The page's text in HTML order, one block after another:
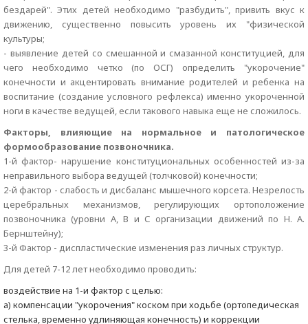
бездарей". Этих детей необходимо "разбудить", привить вкус к
движению, существенно повысить уровень их "физической
культуры;
- выявление детей со смешанной и смазанной конституцией, для
чего необходимо четко (по ОСГ) определить "укорочение"
конечности и акцентировать внимание родителей и ребенка на
воспитание (создание условного рефлекса) именно укороченной
ноги в качестве ведущей, если такового навыка еще не сложилось.
Факторы, влияющие на нормальное и патологическое
формообразование позвоночника.
1-й фактор- нарушение конституциональных особенностей из-за
неправильного выбора ведущей (толчковой) конечности;
2-й фактор - слабость и дисбаланс мышечного корсета. Незрелость
церебральных механизмов, регулирующих ортоположение
позвоночника (уровни А, В и С организации движений по Н. А.
Бернштейну);
3-й Фактор - диспластические изменения раз личных структур.
Для детей 7-12 лет необходимо проводить:
воздействие на 1-и фактор с целью:
а) компенсации "укорочения" коском при ходьбе (ортопедическая
стелька, временно удлиняющая конечность) и коррекции